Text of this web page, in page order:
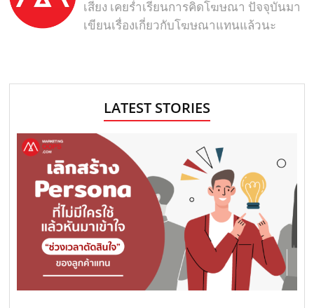
เสียง เคยร่ำเรียนการคิดโฆษณา ปัจจุบันมา
เขียนเรื่องเกี่ยวกับโฆษณาแทนแล้วนะ
LATEST STORIES